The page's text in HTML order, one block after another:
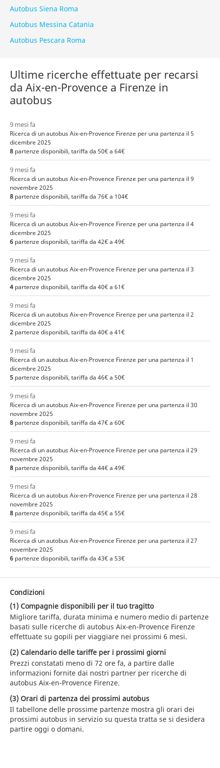
Autobus Siena Roma
Autobus Messina Catania
Autobus Pescara Roma
Ultime ricerche effettuate per recarsi
da Aix-en-Provence a Firenze in
autobus
9 mesi fa
Ricerca di un autobus Aix-en-Provence Firenze per una partenza il 5
dicembre 2025
8 partenze disponibili, tariffa da 50€ a 64€
9 mesi fa
Ricerca di un autobus Aix-en-Provence Firenze per una partenza il 9
novembre 2025
8 partenze disponibili, tariffa da 76€ a 104€
9 mesi fa
Ricerca di un autobus Aix-en-Provence Firenze per una partenza il 4
dicembre 2025
6 partenze disponibili, tariffa da 42€ a 49€
9 mesi fa
Ricerca di un autobus Aix-en-Provence Firenze per una partenza il 3
dicembre 2025
4 partenze disponibili, tariffa da 40€ a 61€
9 mesi fa
Ricerca di un autobus Aix-en-Provence Firenze per una partenza il 2
dicembre 2025
2 partenze disponibili, tariffa da 40€ a 41€
9 mesi fa
Ricerca di un autobus Aix-en-Provence Firenze per una partenza il 1
dicembre 2025
5 partenze disponibili, tariffa da 46€ a 50€
9 mesi fa
Ricerca di un autobus Aix-en-Provence Firenze per una partenza il 30
novembre 2025
8 partenze disponibili, tariffa da 47€ a 60€
9 mesi fa
Ricerca di un autobus Aix-en-Provence Firenze per una partenza il 29
novembre 2025
8 partenze disponibili, tariffa da 44€ a 49€
9 mesi fa
Ricerca di un autobus Aix-en-Provence Firenze per una partenza il 28
novembre 2025
8 partenze disponibili, tariffa da 45€ a 55€
9 mesi fa
Ricerca di un autobus Aix-en-Provence Firenze per una partenza il 27
novembre 2025
6 partenze disponibili, tariffa da 43€ a 53€
Condizioni
(1) Compagnie disponibili per il tuo tragitto
Migliore tariffa, durata minima e numero medio di partenze
basati sulle ricerche di autobus Aix-en-Provence Firenze
effettuate su gopili per viaggiare nei prossimi 6 mesi.
(2) Calendario delle tariffe per i prossimi giorni
Prezzi constatati meno di 72 ore fa, a partire dalle
informazioni fornite dai nostri partner per ricerche di
autobus Aix-en-Provence Firenze.
(3) Orari di partenza dei prossimi autobus
Il tabellone delle prossime partenze mostra gli orari dei
prossimi autobus in servizio su questa tratta se si desidera
partire oggi o domani.